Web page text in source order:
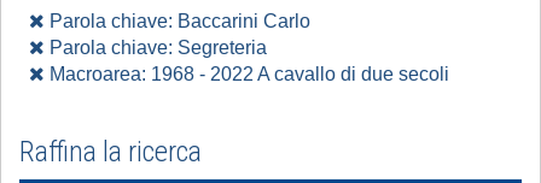
Parola chiave: Baccarini Carlo
Parola chiave: Segreteria
Macroarea: 1968 - 2022 A cavallo di due secoli
Raffina la ricerca